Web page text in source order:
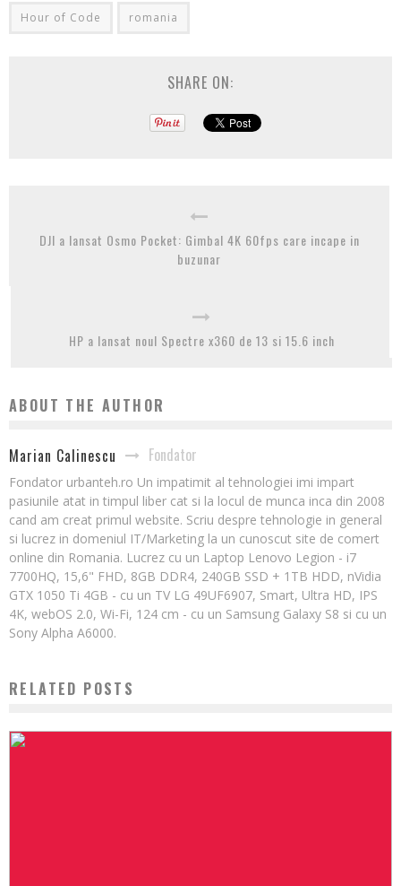
Hour of Code romania
SHARE ON:
DJI a lansat Osmo Pocket: Gimbal 4K 60fps care incape in
buzunar
HP a lansat noul Spectre x360 de 13 si 15.6 inch
ABOUT THE AUTHOR
Marian Calinescu Fondator
Fondator urbanteh.ro Un impatimit al tehnologiei imi impart
pasiunile atat in timpul liber cat si la locul de munca inca din 2008
cand am creat primul website. Scriu despre tehnologie in general
si lucrez in domeniul IT/Marketing la un cunoscut site de comert
online din Romania. Lucrez cu un Laptop Lenovo Legion - i7
7700HQ, 15,6" FHD, 8GB DDR4, 240GB SSD + 1TB HDD, nVidia
GTX 1050 Ti 4GB - cu un TV LG 49UF6907, Smart, Ultra HD, IPS
4K, webOS 2.0, Wi-Fi, 124 cm - cu un Samsung Galaxy S8 si cu un
Sony Alpha A6000.
RELATED POSTS